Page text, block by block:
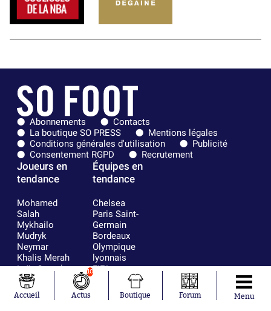
Abonnements
Contacts
La boutique SO PRESS
Mentions légales
Conditions générales d'utilisation
Publicité
Consentement RGPD
Recrutement
Joueurs en
tendance
Mohamed
Salah
Mykhailo
Mudryk
Neymar
Khalis Merah
Loïs Openda
Moussa
Niakhaté
Nicolás
Équipes en
tendance
Chelsea
Paris Saint-
Germain
Bordeaux
Olympique
lyonnais
FIFA
Real Madrid
RC Strasbourg
AC Milan
Accueil
10
Actus Boutique Forum Menu